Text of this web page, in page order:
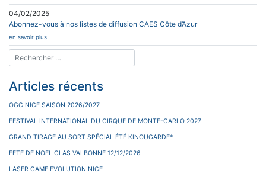
04/02/2025
Abonnez-vous à nos listes de diffusion CAES Côte d’Azur
en savoir plus
Articles récents
OGC NICE SAISON 2026/2027
FESTIVAL INTERNATIONAL DU CIRQUE DE MONTE-CARLO 2027
GRAND TIRAGE AU SORT SPÉCIAL ÉTÉ KINOUGARDE*
FETE DE NOEL CLAS VALBONNE 12/12/2026
LASER GAME EVOLUTION NICE